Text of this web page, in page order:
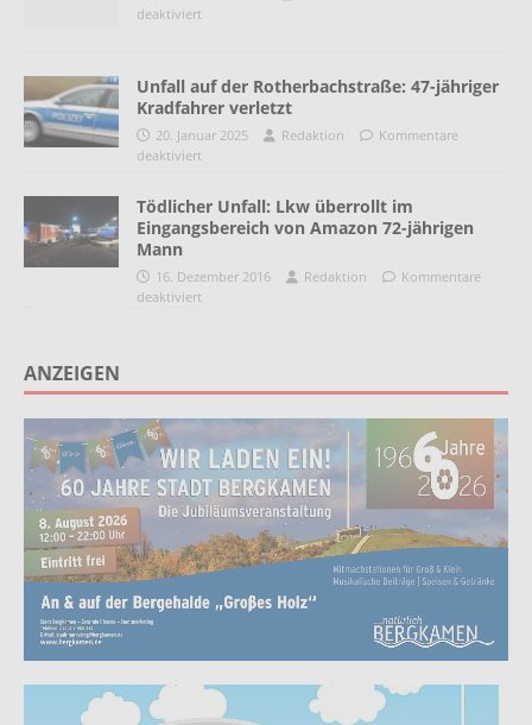
deaktiviert
Unfall auf der Rotherbachstraße: 47-jähriger
Kradfahrer verletzt
20. Januar 2025 Redaktion
Kommentare
deaktiviert
Tödlicher Unfall: Lkw überrollt im
Eingangsbereich von Amazon 72-jährigen
Mann
16. Dezember 2016 Redaktion
Kommentare
deaktiviert
ANZEIGEN